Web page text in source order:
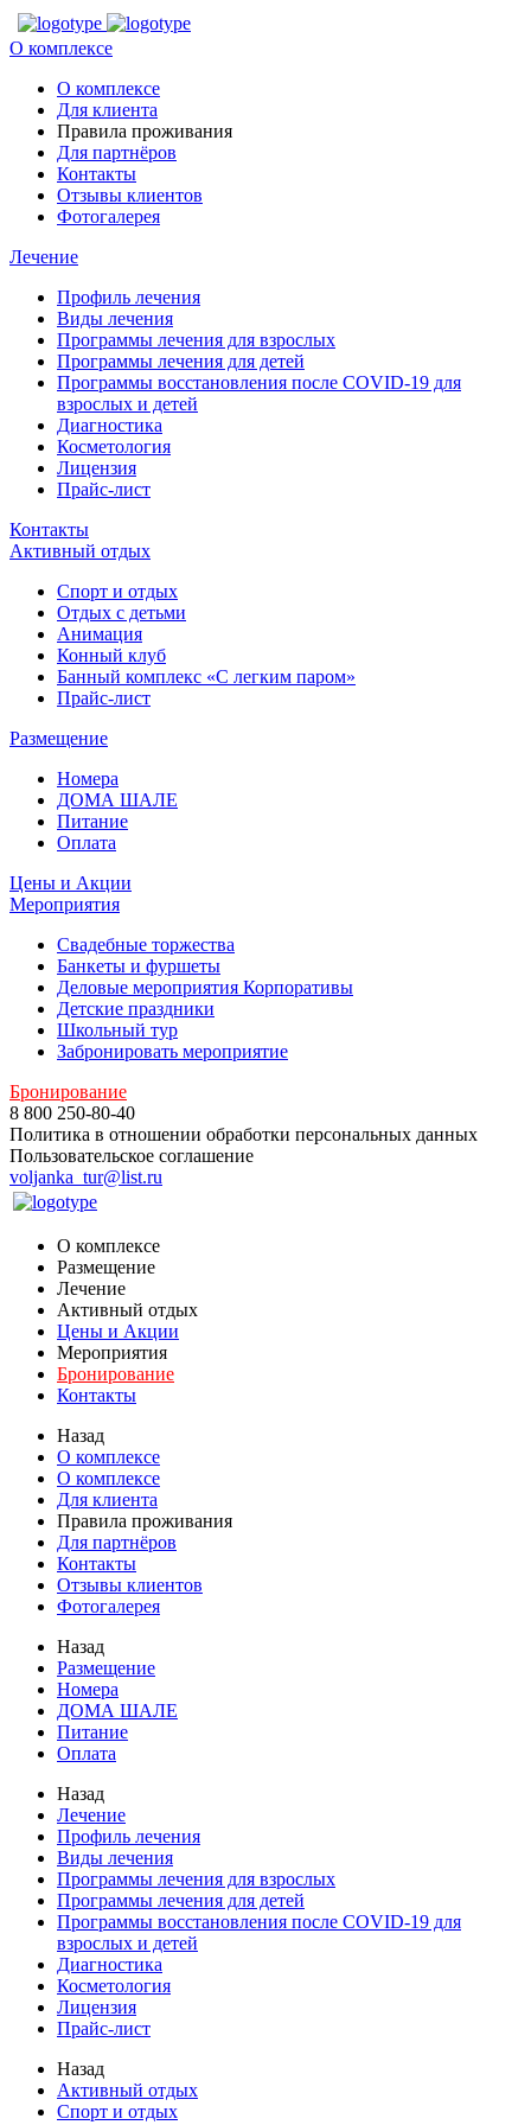
О комплексе
О комплексе
Для клиента
Правила проживания
Для партнёров
Контакты
Отзывы клиентов
Фотогалерея
Лечение
Профиль лечения
Виды лечения
Программы лечения для взрослых
Программы лечения для детей
Программы восстановления после COVID-19 для
взрослых и детей
Диагностика
Косметология
Лицензия
Прайс-лист
Контакты
Активный отдых
Спорт и отдых
Отдых с детьми
Анимация
Конный клуб
Банный комплекс «С легким паром»
Прайс-лист
Размещение
Номера
ДОМА ШАЛЕ
Питание
Оплата
Цены и Акции
Мероприятия
Свадебные торжества
Банкеты и фуршеты
Деловые мероприятия Корпоративы
Детские праздники
Школьный тур
Забронировать мероприятие
Бронирование
8 800 250-80-40
Политика в отношении обработки персональных данных
Пользовательское соглашение
voljanka_tur@list.ru
О комплексе
Размещение
Лечение
Активный отдых
Цены и Акции
Мероприятия
Бронирование
Контакты
Назад
О комплексе
О комплексе
Для клиента
Правила проживания
Для партнёров
Контакты
Отзывы клиентов
Фотогалерея
Назад
Размещение
Номера
ДОМА ШАЛЕ
Питание
Оплата
Назад
Лечение
Профиль лечения
Виды лечения
Программы лечения для взрослых
Программы лечения для детей
Программы восстановления после COVID-19 для
взрослых и детей
Диагностика
Косметология
Лицензия
Прайс-лист
Назад
Активный отдых
Спорт и отдых